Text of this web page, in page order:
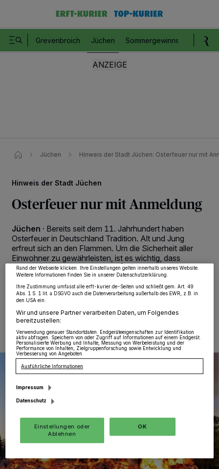
Grevenbroich Jüchen Sommergewinnspiel
Jüchen Hinweis der Stadt Jüchen: Osterfeuer nur mit
Hinweis der Stadt Jüchen
Osterfeuer nur mit Anmeldung
Jüchen · Bereits seit dem 11. Jahrhundert haben
Osterfeuer in Deutschland Tradition. Alt und Jung
erfreut sich an den Flammen. Um die Sicherheit aller
Einwohner zu gewährleisten, ist es wichtig, dass
Osterfeuer ordnungsgemäß angezeigt werden.
24.03.2026 , 08:00 Uhr Eine Minute Lesezeit
-Partner speichern und greifen auf personenbezogene Daten
von OK aktivieren Sie Tracking-Technologien für die unter „Wir und unsere
Zwecke. Wenn Tracker deaktiviert sind, sind manche Inhalte und Anzeigen
möglicherweise nicht mehr so relevant für Sie. Sie können dieses Menü jederzeit
wieder aufrufen, um Ihre Einstellungen zu ändern oder Ihre Einwilligung zu
widerrufen, indem Sie auf den Link Einstellungen oder Ablehnen am unteren
Rand der Webseite klicken. Ihre Einstellungen gelten innerhalb unseres Website.
Weitere Informationen finden Sie in unserer Datenschutzerklärung.
Ihre Zustimmung umfasst alle erft-kurier.de-Seiten und schließt gem. Art. 49
Abs. 1 S. 1 lit. a DSGVO auch die Datenverarbeitung außerhalb des EWR, z.B. in
den USA ein.
Wir und unsere Partner verarbeiten Daten, um Folgendes
bereitzustellen:
Verwendung genauer Standortdaten. Endgeräteeigenschaften zur Identifikation
aktiv abfragen. Speichern von oder Zugriff auf Informationen auf einem Endgerät.
Personalisierte Werbung und Inhalte, Messung von Werbeleistung und der
Performance von Inhalten, Zielgruppenforschung sowie Entwicklung und
Verbesserung von Angeboten.
Ausführliche Informationen
Impressum
Datenschutz
Einstellungen oder
Ablehnen
OK